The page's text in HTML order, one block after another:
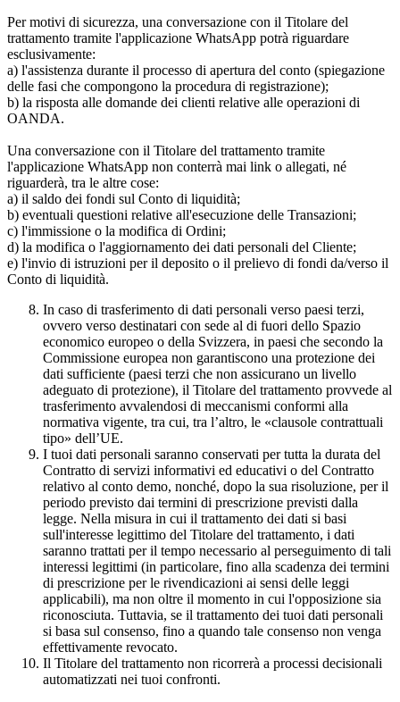
Per motivi di sicurezza, una conversazione con il Titolare del
trattamento tramite l'applicazione WhatsApp potrà riguardare
esclusivamente:
a) l'assistenza durante il processo di apertura del conto (spiegazione
delle fasi che compongono la procedura di registrazione);
b) la risposta alle domande dei clienti relative alle operazioni di
OANDA.
Una conversazione con il Titolare del trattamento tramite
l'applicazione WhatsApp non conterrà mai link o allegati, né
riguarderà, tra le altre cose:
a) il saldo dei fondi sul Conto di liquidità;
b) eventuali questioni relative all'esecuzione delle Transazioni;
c) l'immissione o la modifica di Ordini;
d) la modifica o l'aggiornamento dei dati personali del Cliente;
e) l'invio di istruzioni per il deposito o il prelievo di fondi da/verso il
Conto di liquidità.
In caso di trasferimento di dati personali verso paesi terzi,
ovvero verso destinatari con sede al di fuori dello Spazio
economico europeo o della Svizzera, in paesi che secondo la
Commissione europea non garantiscono una protezione dei
dati sufficiente (paesi terzi che non assicurano un livello
adeguato di protezione), il Titolare del trattamento provvede al
trasferimento avvalendosi di meccanismi conformi alla
normativa vigente, tra cui, tra l’altro, le «clausole contrattuali
tipo» dell’UE.
I tuoi dati personali saranno conservati per tutta la durata del
Contratto di servizi informativi ed educativi o del Contratto
relativo al conto demo, nonché, dopo la sua risoluzione, per il
periodo previsto dai termini di prescrizione previsti dalla
legge. Nella misura in cui il trattamento dei dati si basi
sull'interesse legittimo del Titolare del trattamento, i dati
saranno trattati per il tempo necessario al perseguimento di tali
interessi legittimi (in particolare, fino alla scadenza dei termini
di prescrizione per le rivendicazioni ai sensi delle leggi
applicabili), ma non oltre il momento in cui l'opposizione sia
riconosciuta. Tuttavia, se il trattamento dei tuoi dati personali
si basa sul consenso, fino a quando tale consenso non venga
effettivamente revocato.
Il Titolare del trattamento non ricorrerà a processi decisionali
automatizzati nei tuoi confronti.